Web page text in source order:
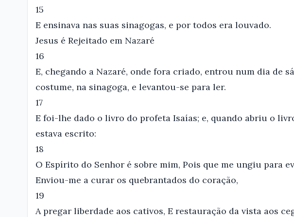
15
E ensinava nas suas sinagogas, e por todos era louvado.
Jesus é Rejeitado em Nazaré
16
E, chegando a Nazaré, onde fora criado, entrou num dia de
costume, na sinagoga, e levantou-se para ler.
17
E foi-lhe dado o livro do profeta Isaías; e, quando abriu o
estava escrito:
18
O Espírito do Senhor é sobre mim, Pois que me ungiu para
Enviou-me a curar os quebrantados do coração,
19
A pregar liberdade aos cativos, E restauração da vista aos